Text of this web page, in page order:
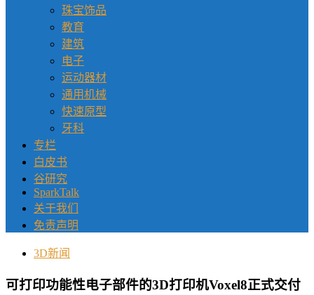
珠宝饰品
教育
建筑
电子
运动器材
通用机械
快速原型
牙科
专栏
白皮书
谷研究
SparkTalk
关于我们
免责声明
3D新闻
可打印功能性电子部件的3D打印机Voxel8正式交付